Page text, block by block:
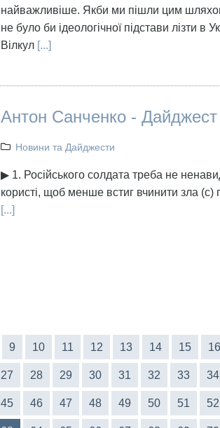
найважливіше. Якби ми пішли цим
не було би ідеологічної підстави лізти в
Вілкул [...]
Антон Санченко - Дайджест
Новини та Дайджести
▶ 1. Російського солдата треба не
користі, щоб менше встиг вчинити зла (с)
[...]
9 10 11 12 13 14 15 16
27 28 29 30 31 32 33 34
45 46 47 48 49 50 51 52